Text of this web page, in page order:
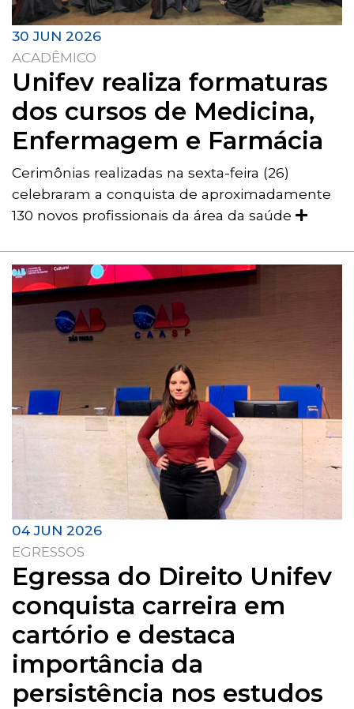
30 JUN 2026
ACADÊMICO
Unifev realiza formaturas
dos cursos de Medicina,
Enfermagem e Farmácia
Cerimônias realizadas na sexta-feira (26)
celebraram a conquista de aproximadamente
130 novos profissionais da área da saúde
04 JUN 2026
EGRESSOS
Egressa do Direito Unifev
conquista carreira em
cartório e destaca
importância da
persistência nos estudos